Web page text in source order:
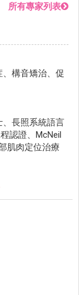
所有專家列表
構音矯治、促
長照系統語言
認證、McNeil
肌肉定位治療